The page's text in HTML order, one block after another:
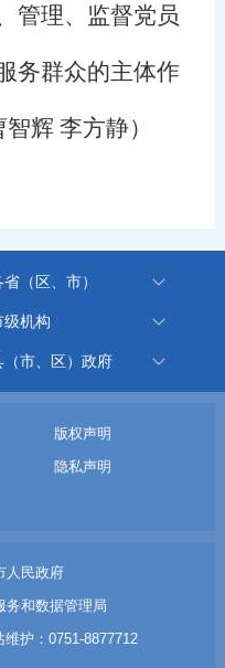
管理、监督党员
务群众的主体作
智辉 李方静）
省（区、市）
级机构
（市、区）政府
版权声明
隐私声明
人民政府
务和数据管理局
护：0751-8877712